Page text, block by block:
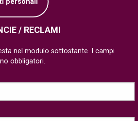
personali
/ RECLAMI
nel modulo sottostante. I campi
obbligatori.